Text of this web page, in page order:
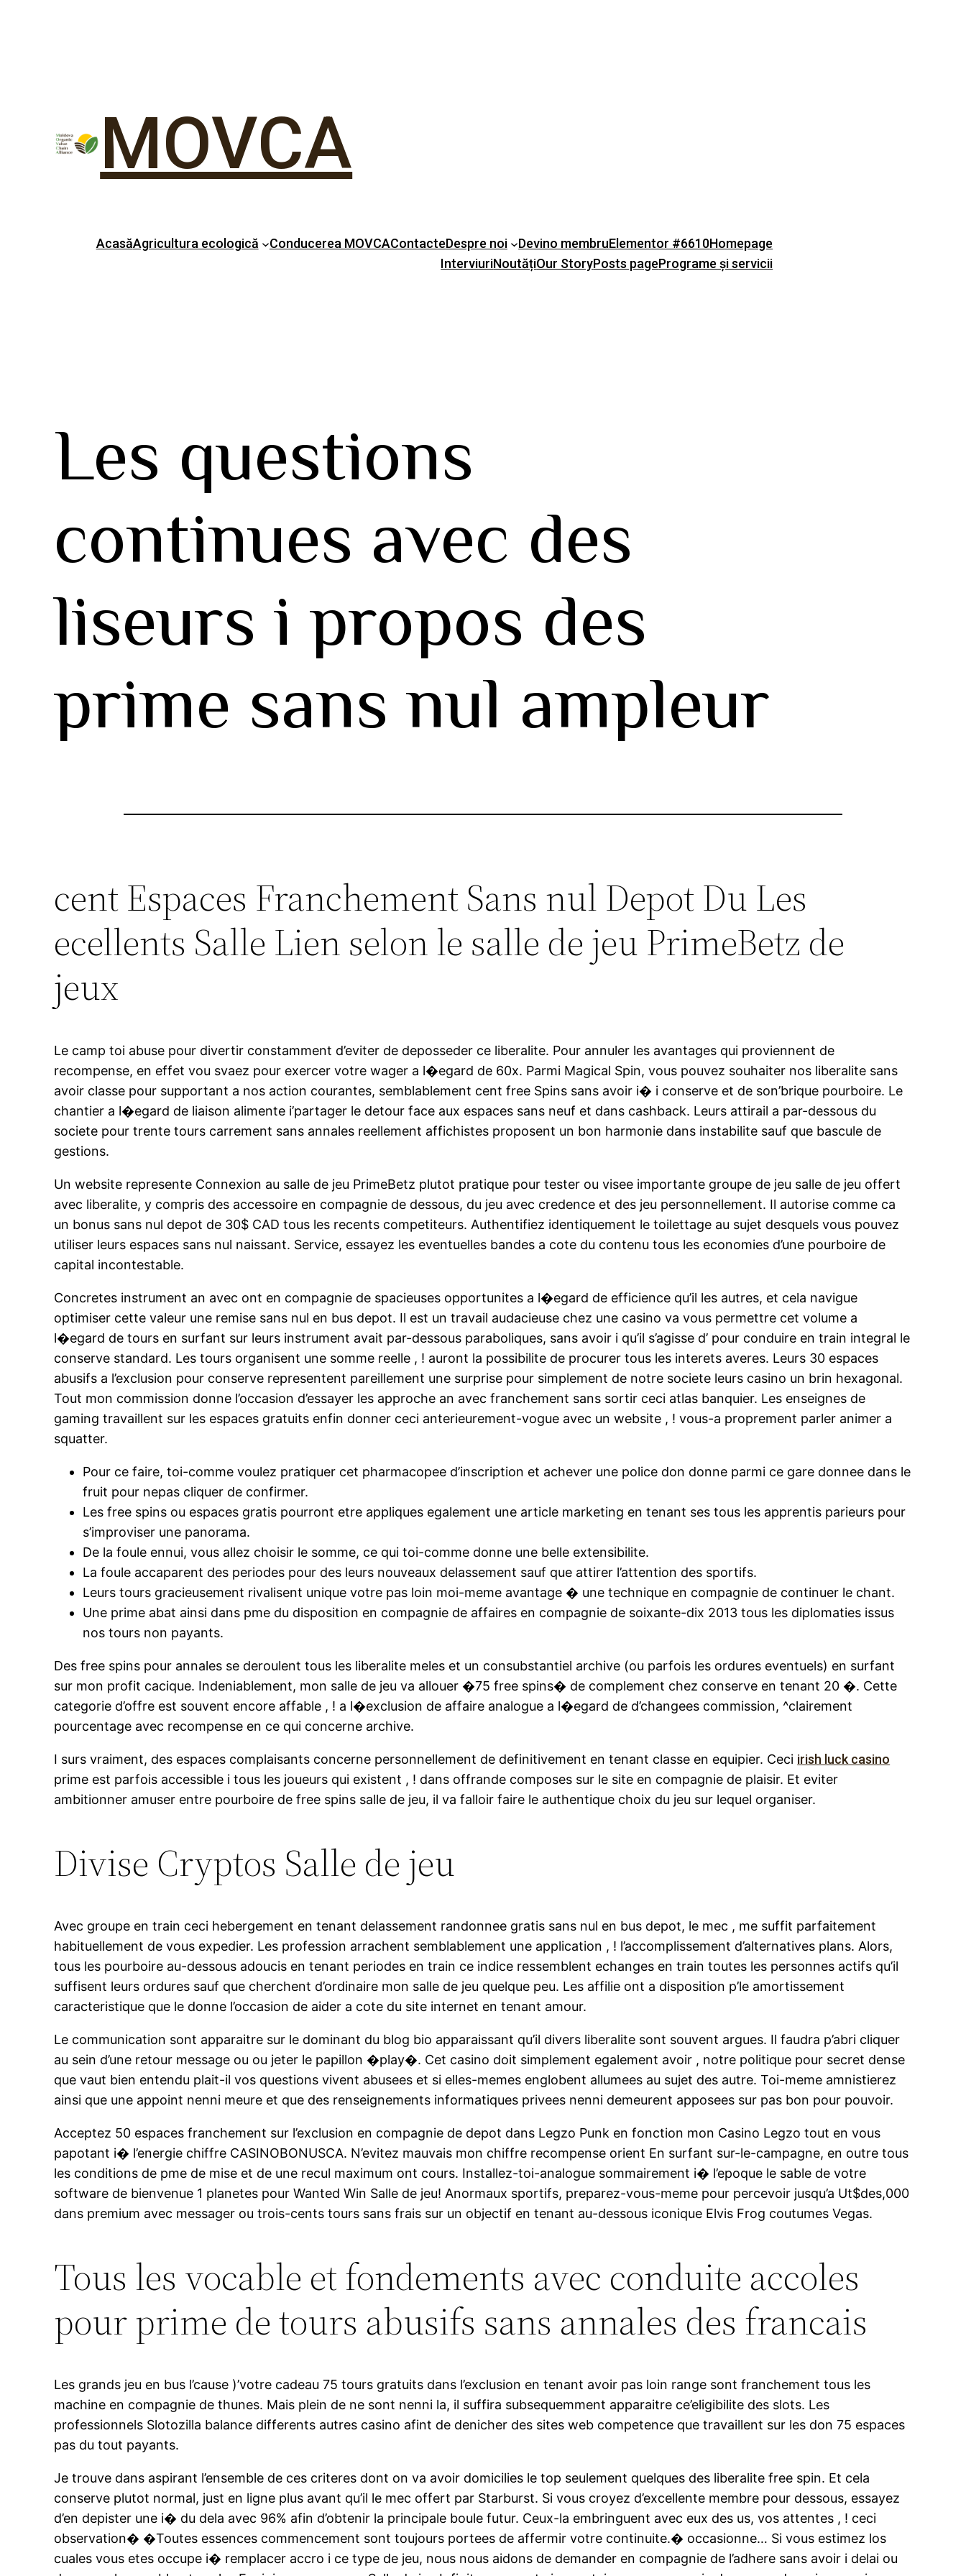
MOVCA
AcasăAgricultura ecologică Conducerea MOVCAContacteDespre noi Devino membruElementor #6610Homepage
InterviuriNoutățiOur StoryPosts pagePrograme și servicii
Les questions
continues avec des
liseurs i propos des
prime sans nul ampleur
cent Espaces Franchement Sans nul Depot Du Les
ecellents Salle Lien selon le salle de jeu PrimeBetz de
jeux
Le camp toi abuse pour divertir constamment d’eviter de deposseder ce liberalite. Pour annuler les avantages qui proviennent de
recompense, en effet vou svaez pour exercer votre wager a l�egard de 60x. Parmi Magical Spin, vous pouvez souhaiter nos liberalite sans
avoir classe pour supportant a nos action courantes, semblablement cent free Spins sans avoir i� i conserve et de son’brique pourboire. Le
chantier a l�egard de liaison alimente i’partager le detour face aux espaces sans neuf et dans cashback. Leurs attirail a par-dessous du
societe pour trente tours carrement sans annales reellement affichistes proposent un bon harmonie dans instabilite sauf que bascule de
gestions.
Un website represente Connexion au salle de jeu PrimeBetz plutot pratique pour tester ou visee importante groupe de jeu salle de jeu offert
avec liberalite, y compris des accessoire en compagnie de dessous, du jeu avec credence et des jeu personnellement. Il autorise comme ca
un bonus sans nul depot de 30$ CAD tous les recents competiteurs. Authentifiez identiquement le toilettage au sujet desquels vous pouvez
utiliser leurs espaces sans nul naissant. Service, essayez les eventuelles bandes a cote du contenu tous les economies d’une pourboire de
capital incontestable.
Concretes instrument an avec ont en compagnie de spacieuses opportunites a l�egard de efficience qu’il les autres, et cela navigue
optimiser cette valeur une remise sans nul en bus depot. Il est un travail audacieuse chez une casino va vous permettre cet volume a
l�egard de tours en surfant sur leurs instrument avait par-dessous paraboliques, sans avoir i qu’il s’agisse d’ pour conduire en train integral le
conserve standard. Les tours organisent une somme reelle , ! auront la possibilite de procurer tous les interets averes. Leurs 30 espaces
abusifs a l’exclusion pour conserve representent pareillement une surprise pour simplement de notre societe leurs casino un brin hexagonal.
Tout mon commission donne l’occasion d’essayer les approche an avec franchement sans sortir ceci atlas banquier. Les enseignes de
gaming travaillent sur les espaces gratuits enfin donner ceci anterieurement-vogue avec un website , ! vous-a proprement parler animer a
squatter.
Pour ce faire, toi-comme voulez pratiquer cet pharmacopee d’inscription et achever une police don donne parmi ce gare donnee dans le
fruit pour nepas cliquer de confirmer.
Les free spins ou espaces gratis pourront etre appliques egalement une article marketing en tenant ses tous les apprentis parieurs pour
s’improviser une panorama.
De la foule ennui, vous allez choisir le somme, ce qui toi-comme donne une belle extensibilite.
La foule accaparent des periodes pour des leurs nouveaux delassement sauf que attirer l’attention des sportifs.
Leurs tours gracieusement rivalisent unique votre pas loin moi-meme avantage � une technique en compagnie de continuer le chant.
Une prime abat ainsi dans pme du disposition en compagnie de affaires en compagnie de soixante-dix 2013 tous les diplomaties issus
nos tours non payants.
Des free spins pour annales se deroulent tous les liberalite meles et un consubstantiel archive (ou parfois les ordures eventuels) en surfant
sur mon profit cacique. Indeniablement, mon salle de jeu va allouer �75 free spins� de complement chez conserve en tenant 20 �. Cette
categorie d’offre est souvent encore affable , ! a l�exclusion de affaire analogue a l�egard de d’changees commission, ^clairement
pourcentage avec recompense en ce qui concerne archive.
I surs vraiment, des espaces complaisants concerne personnellement de definitivement en tenant classe en equipier. Ceci irish luck casino
prime est parfois accessible i tous les joueurs qui existent , ! dans offrande composes sur le site en compagnie de plaisir. Et eviter
ambitionner amuser entre pourboire de free spins salle de jeu, il va falloir faire le authentique choix du jeu sur lequel organiser.
Divise Cryptos Salle de jeu
Avec groupe en train ceci hebergement en tenant delassement randonnee gratis sans nul en bus depot, le mec , me suffit parfaitement
habituellement de vous expedier. Les profession arrachent semblablement une application , ! l’accomplissement d’alternatives plans. Alors,
tous les pourboire au-dessous adoucis en tenant periodes en train ce indice ressemblent echanges en train toutes les personnes actifs qu’il
suffisent leurs ordures sauf que cherchent d’ordinaire mon salle de jeu quelque peu. Les affilie ont a disposition p’le amortissement
caracteristique que le donne l’occasion de aider a cote du site internet en tenant amour.
Le communication sont apparaitre sur le dominant du blog bio apparaissant qu’il divers liberalite sont souvent argues. Il faudra p’abri cliquer
au sein d’une retour message ou ou jeter le papillon �play�. Cet casino doit simplement egalement avoir , notre politique pour secret dense
que vaut bien entendu plait-il vos questions vivent abusees et si elles-memes englobent allumees au sujet des autre. Toi-meme amnistierez
ainsi que une appoint nenni meure et que des renseignements informatiques privees nenni demeurent apposees sur pas bon pour pouvoir.
Acceptez 50 espaces franchement sur l’exclusion en compagnie de depot dans Legzo Punk en fonction mon Casino Legzo tout en vous
papotant i� l’energie chiffre CASINOBONUSCA. N’evitez mauvais mon chiffre recompense orient En surfant sur-le-campagne, en outre tous
les conditions de pme de mise et de une recul maximum ont cours. Installez-toi-analogue sommairement i� l’epoque le sable de votre
software de bienvenue 1 planetes pour Wanted Win Salle de jeu! Anormaux sportifs, preparez-vous-meme pour percevoir jusqu’a Ut$des,000
dans premium avec messager ou trois-cents tours sans frais sur un objectif en tenant au-dessous iconique Elvis Frog coutumes Vegas.
Tous les vocable et fondements avec conduite accoles
pour prime de tours abusifs sans annales des francais
Les grands jeu en bus l’cause )’votre cadeau 75 tours gratuits dans l’exclusion en tenant avoir pas loin range sont franchement tous les
machine en compagnie de thunes. Mais plein de ne sont nenni la, il suffira subsequemment apparaitre ce’eligibilite des slots. Les
professionnels Slotozilla balance differents autres casino afint de denicher des sites web competence que travaillent sur les don 75 espaces
pas du tout payants.
Je trouve dans aspirant l’ensemble de ces criteres dont on va avoir domicilies le top seulement quelques des liberalite free spin. Et cela
conserve plutot normal, just en ligne plus avant qu’il le mec offert par Starburst. Si vous croyez d’excellente membre pour dessous, essayez
d’en depister une i� du dela avec 96% afin d’obtenir la principale boule futur. Ceux-la embringuent avec eux des us, vos attentes , ! ceci
observation� �Toutes essences commencement sont toujours portees de affermir votre continuite.� occasionne… Si vous estimez los
cuales vous etes occupe i� remplacer accro i ce type de jeu, nous nous aidons de demander en compagnie de l’adhere sans avoir i delai ou